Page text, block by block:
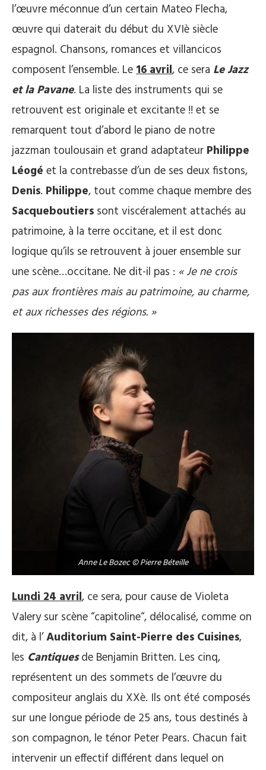
l’œuvre méconnue d’un certain Mateo Flecha,
œuvre qui daterait du début du XVIè siècle
espagnol. Chansons, romances et villancicos
composent l’ensemble. Le16 avril, ce sera Le Jazz
et la Pavane. La liste des instruments qui se
retrouvent est originale et excitante !! et se
remarquent tout d’abord le piano de notre
jazzman toulousain et grand adaptateur Philippe
Léogé et la contrebasse d’un de ses deux fistons,
Denis. Philippe, tout comme chaque membre des
Sacqueboutiers sont viscéralement attachés au
patrimoine, à la terre occitane, et il est donc
logique qu’ils se retrouvent à jouer ensemble sur
une scène…occitane. Ne dit-il pas : « Je ne crois
pas aux frontières mais au patrimoine, au charme,
et aux richesses des régions. »
Anne Le Bozec © Pierre Béteille
Lundi 24 avril, ce sera, pour cause de Violeta
Valery sur scène “capitoline“, délocalisé, comme on
dit, à l’Auditorium Saint-Pierre des Cuisines,
les Cantiquesde Benjamin Britten. Les cinq,
représentent un des sommets de l’œuvre du
compositeur anglais du XXè. Ils ont été composés
sur une longue période de 25 ans, tous destinés à
son compagnon, le ténor Peter Pears. Chacun fait
intervenir un effectif différent dans lequel on